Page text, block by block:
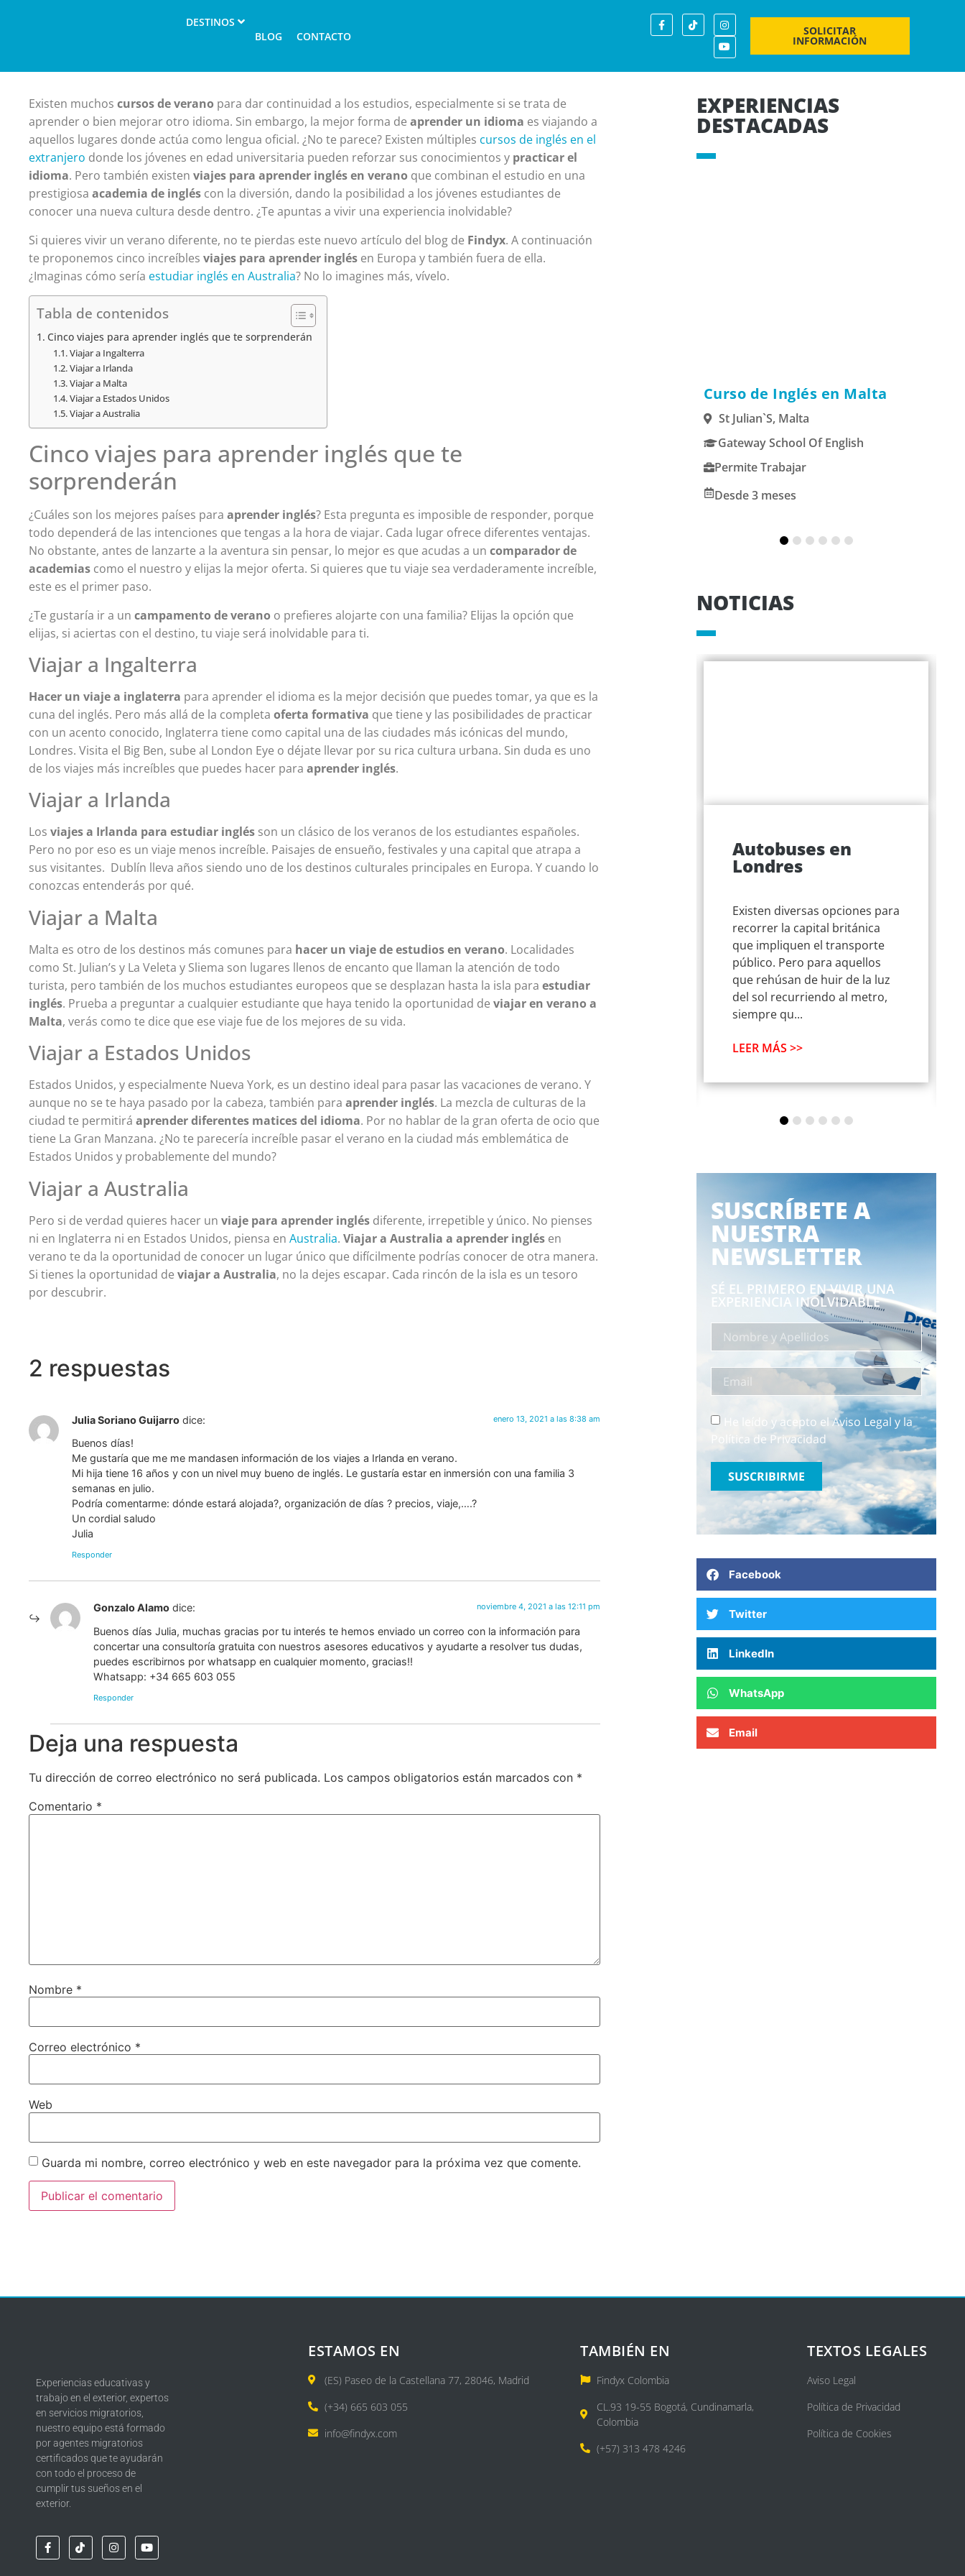
DESTINOS
BLOG
CONTACTO SOLICITAR
INFORMACIÓN
Existen muchoscursos de verano para dar continuidad a los estudios, especialmente si se trata de
aprender o bien mejorar otro idioma. Sin embargo, la mejor forma deaprender un idioma es viajando a
aquellos lugares donde actúa como lengua oficial. ¿No te parece? Existen múltiples cursos de inglés en el
extranjero donde los jóvenes en edad universitaria pueden reforzar sus conocimientos y practicar el
idioma. Pero también existen viajes para aprender inglés en verano que combinan el estudio en una
prestigiosaacademia de inglés con la diversión, dando la posibilidad a los jóvenes estudiantes de
conocer una nueva cultura desde dentro. ¿Te apuntas a vivir una experiencia inolvidable?
Si quieres vivir un verano diferente, no te pierdas este nuevo artículo del blog de Findyx. A continuación
te proponemos cinco increíblesviajes para aprender inglés en Europa y también fuera de ella.
¿Imaginas cómo sería estudiar inglés en Australia? No lo imagines más, vívelo.
Tabla de contenidos
Cinco viajes para aprender inglés que te sorprenderán
Viajar a Ingalterra
Viajar a Irlanda
Viajar a Malta
Viajar a Estados Unidos
Viajar a Australia
Cinco viajes para aprender inglés que te
sorprenderán
¿Cuáles son los mejores países paraaprender inglés? Esta pregunta es imposible de responder, porque
todo dependerá de las intenciones que tengas a la hora de viajar. Cada lugar ofrece diferentes ventajas.
No obstante, antes de lanzarte a la aventura sin pensar, lo mejor es que acudas a uncomparador de
academias como el nuestro y elijas la mejor oferta. Si quieres que tu viaje sea verdaderamente increíble,
este es el primer paso.
¿Te gustaría ir a uncampamento de verano o prefieres alojarte con una familia? Elijas la opción que
elijas, si aciertas con el destino, tu viaje será inolvidable para ti.
Viajar a Ingalterra
Hacer un viaje a inglaterra para aprender el idioma es la mejor decisión que puedes tomar, ya que es la
cuna del inglés. Pero más allá de la completaoferta formativa que tiene y las posibilidades de practicar
con un acento conocido, Inglaterra tiene como capital una de las ciudades más icónicas del mundo,
Londres. Visita el Big Ben, sube al London Eye o déjate llevar por su rica cultura urbana. Sin duda es uno
de los viajes más increíbles que puedes hacer paraaprender inglés.
Viajar a Irlanda
Losviajes a Irlanda para estudiar inglés son un clásico de los veranos de los estudiantes españoles.
Pero no por eso es un viaje menos increíble. Paisajes de ensueño, festivales y una capital que atrapa a
sus visitantes. Dublín lleva años siendo uno de los destinos culturales principales en Europa. Y cuando lo
conozcas entenderás por qué.
Viajar a Malta
Malta es otro de los destinos más comunes para hacer un viaje de estudios en verano. Localidades
como St. Julian’s y La Veleta y Sliema son lugares llenos de encanto que llaman la atención de todo
turista, pero también de los muchos estudiantes europeos que se desplazan hasta la isla paraestudiar
inglés. Prueba a preguntar a cualquier estudiante que haya tenido la oportunidad deviajar en verano a
Malta, verás como te dice que ese viaje fue de los mejores de su vida.
Viajar a Estados Unidos
Estados Unidos, y especialmente Nueva York, es un destino ideal para pasar las vacaciones de verano. Y
aunque no se te haya pasado por la cabeza, también paraaprender inglés. La mezcla de culturas de la
ciudad te permitiráaprender diferentes matices del idioma. Por no hablar de la gran oferta de ocio que
tiene La Gran Manzana. ¿No te parecería increíble pasar el verano en la ciudad más emblemática de
Estados Unidos y probablemente del mundo?
Viajar a Australia
Pero si de verdad quieres hacer unviaje para aprender inglés diferente, irrepetible y único. No pienses
ni en Inglaterra ni en Estados Unidos, piensa enAustralia.Viajar a Australia a aprender inglés en
verano te da la oportunidad de conocer un lugar único que difícilmente podrías conocer de otra manera.
Si tienes la oportunidad deviajar a Australia, no la dejes escapar. Cada rincón de la isla es un tesoro
por descubrir.
2 respuestas
Julia Soriano Guijarro dice: enero 13, 2021 a las 8:38 am
Buenos días!
Me gustaría que me me mandasen información de los viajes a Irlanda en verano.
Mi hija tiene 16 años y con un nivel muy bueno de inglés. Le gustaría estar en inmersión con una familia 3
semanas en julio.
Podría comentarme: dónde estará alojada?, organización de días ? precios, viaje,….?
Un cordial saludo
Julia
Responder
Gonzalo Alamo dice: noviembre 4, 2021 a las 12:11 pm
Buenos días Julia, muchas gracias por tu interés te hemos enviado un correo con la información para
concertar una consultoría gratuita con nuestros asesores educativos y ayudarte a resolver tus dudas,
puedes escribirnos por whatsapp en cualquier momento, gracias!!
Whatsapp: +34 665 603 055
Responder
Deja una respuesta
Tu dirección de correo electrónico no será publicada. Los campos obligatorios están marcados con *
Comentario *
Nombre *
Correo electrónico *
Web
Guarda mi nombre, correo electrónico y web en este navegador para la próxima vez que comente.
EXPERIENCIAS
DESTACADAS
Curso de Inglés en Malta
St Julian`s, Malta
Gateway School Of English
Permite Trabajar
Desde 3 meses
NOTICIAS
Academias para
Estudiar Inglés en
Estados Unidos
FindyxFindyx recomienda
además estas ciudadesQué
puedes encontrar en Estados
UnidosEstudiar inglés en
Estados Unidos viviendo en
Autobuses en
Londres
Existen diversas opciones para
recorrer la capital británica
que impliquen el transporte
público. Pero para aquellos
que rehúsan de huir de la luz
del sol recurriendo al metro,
siempre qu...
LEER MÁS >>
SUSCRÍBETE A
NUESTRA
NEWSLETTER
SÉ EL PRIMERO EN VIVIR UNA
EXPERIENCIA INOLVIDABLE
He leído y acepto el Aviso Legal y la
Política de Privacidad
SUSCRIBIRME
Facebook
Twitter
LinkedIn
WhatsApp
Email
Experiencias educativas y
trabajo en el exterior, expertos
en servicios migratorios,
nuestro equipo está formado
por agentes migratorios
certificados que te ayudarán
con todo el proceso de
cumplir tus sueños en el
exterior.
ESTAMOS EN
(ES) Paseo de la Castellana 77, 28046, Madrid
(+34) 665 603 055
info@findyx.com
TAMBIÉN EN
Findyx Colombia
CL.93 19-55 Bogotá, Cundinamarla,
Colombia
(+57) 313 478 4246
TEXTOS LEGALES
Aviso Legal
Política de Privacidad
Política de Cookies